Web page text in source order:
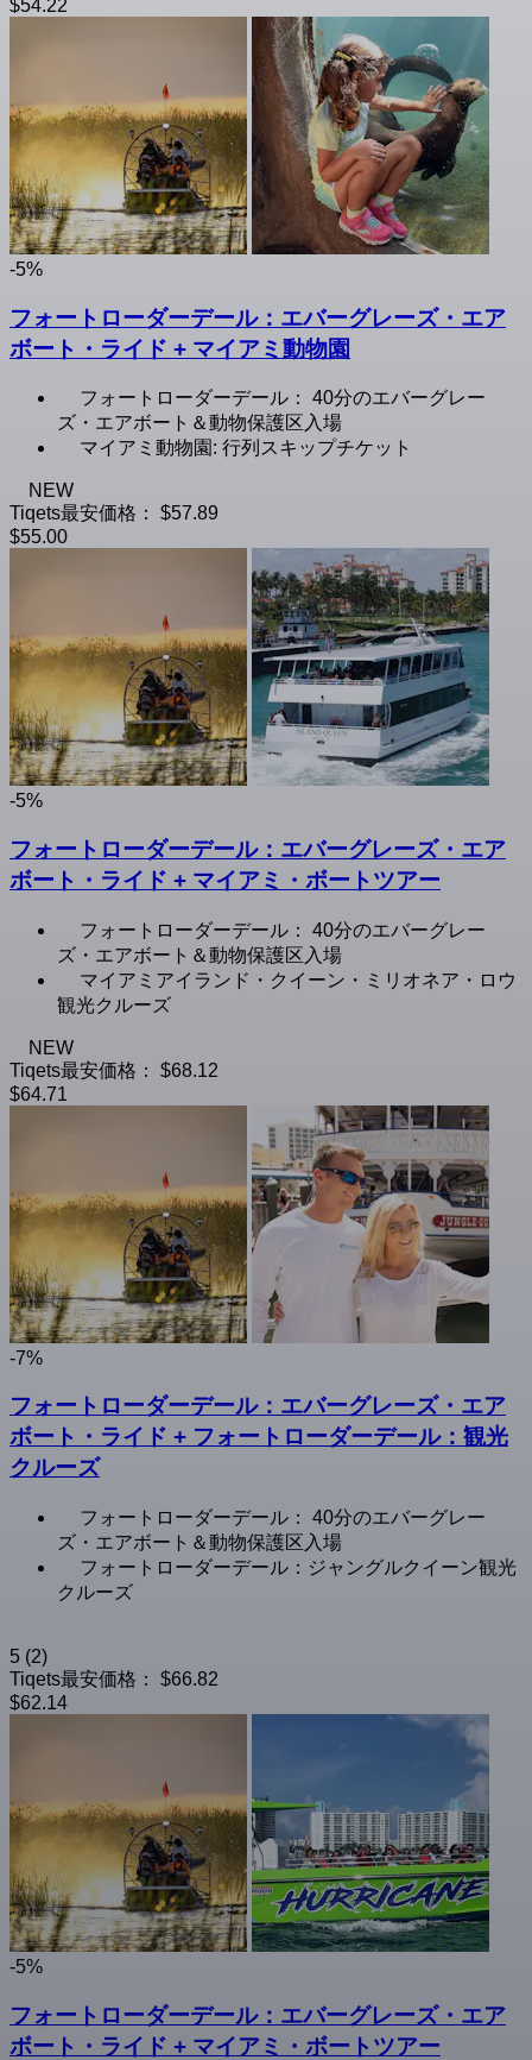
$54.22
-5%
フォートローダーデール：エバーグレーズ・エア
ボート・ライド + マイアミ動物園
フォートローダーデール： 40分のエバーグレー
ズ・エアボート＆動物保護区入場
マイアミ動物園: 行列スキップチケット
NEW
Tiqets最安価格：
$57.89
$55.00
-5%
フォートローダーデール：エバーグレーズ・エア
ボート・ライド + マイアミ・ボートツアー
フォートローダーデール： 40分のエバーグレー
ズ・エアボート＆動物保護区入場
マイアミアイランド・クイーン・ミリオネア・ロウ
観光クルーズ
NEW
Tiqets最安価格：
$68.12
$64.71
-7%
フォートローダーデール：エバーグレーズ・エア
ボート・ライド + フォートローダーデール：観光
クルーズ
フォートローダーデール： 40分のエバーグレー
ズ・エアボート＆動物保護区入場
フォートローダーデール：ジャングルクイーン観光
クルーズ
5 (2)
Tiqets最安価格：
$66.82
$62.14
-5%
フォートローダーデール：エバーグレーズ・エア
ボート・ライド + マイアミ・ボートツアー